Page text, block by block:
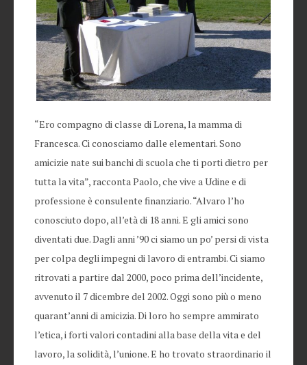
“Ero compagno di classe di Lorena, la mamma di
Francesca. Ci conosciamo dalle elementari. Sono
amicizie nate sui banchi di scuola che ti porti dietro per
tutta la vita”, racconta Paolo, che vive a Udine e di
professione è consulente finanziario. “Alvaro l’ho
conosciuto dopo, all’età di 18 anni. E gli amici sono
diventati due. Dagli anni ’90 ci siamo un po’ persi di vista
per colpa degli impegni di lavoro di entrambi. Ci siamo
ritrovati a partire dal 2000, poco prima dell’incidente,
avvenuto il 7 dicembre del 2002. Oggi sono più o meno
quarant’anni di amicizia. Di loro ho sempre ammirato
l’etica, i forti valori contadini alla base della vita e del
lavoro, la solidità, l’unione. E ho trovato straordinario il